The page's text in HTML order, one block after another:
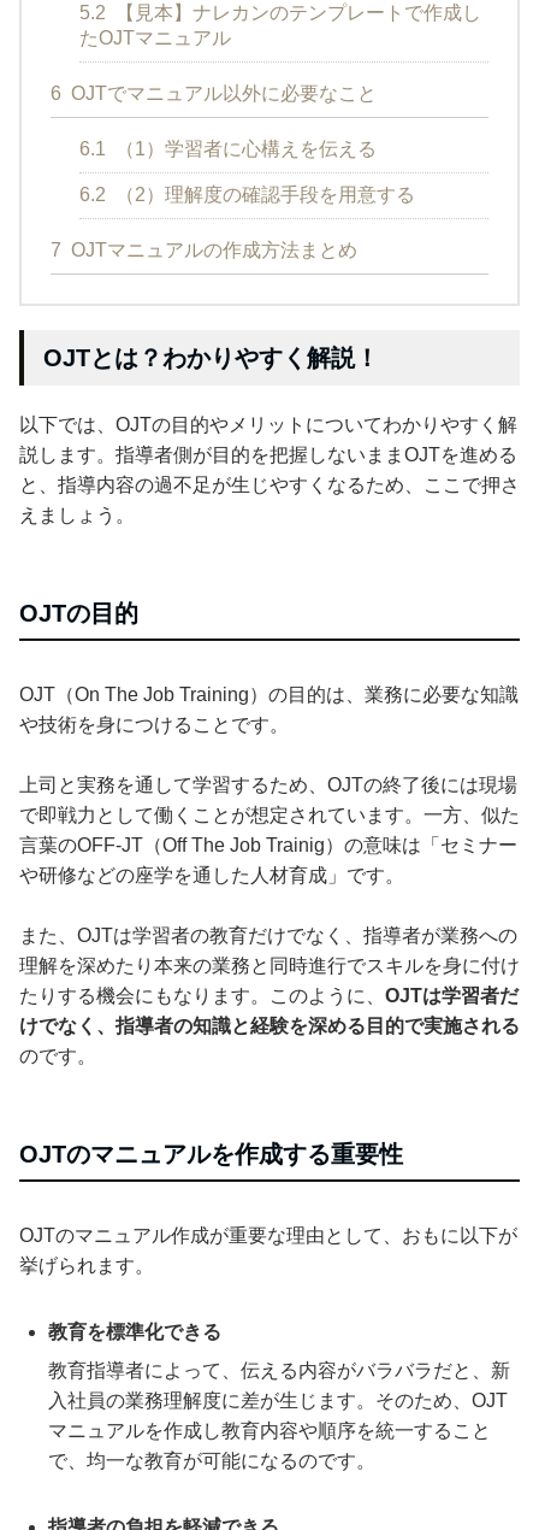
5.2
【見本】ナレカンのテンプレートで作成し
たOJTマニュアル
6 OJTでマニュアル以外に必要なこと
6.1 （1）学習者に心構えを伝える
6.2 （2）理解度の確認手段を用意する
7 OJTマニュアルの作成方法まとめ
OJTとは？わかりやすく解説！
以下では、OJTの目的やメリットについてわかりやすく解
説します。指導者側が目的を把握しないままOJTを進める
と、指導内容の過不足が生じやすくなるため、ここで押さ
えましょう。
OJTの目的
OJT（On The Job Training）の目的は、業務に必要な知識
や技術を身につけることです。
上司と実務を通して学習するため、OJTの終了後には現場
で即戦力として働くことが想定されています。一方、似た
言葉のOFF-JT（Off The Job Trainig）の意味は「セミナー
や研修などの座学を通した人材育成」です。
また、OJTは学習者の教育だけでなく、指導者が業務への
理解を深めたり本来の業務と同時進行でスキルを身に付け
たりする機会にもなります。このように、 OJTは学習者だ
けでなく、指導者の知識と経験を深める目的で実施される
のです。
OJTのマニュアルを作成する重要性
OJTのマニュアル作成が重要な理由として、おもに以下が
挙げられます。
教育を標準化できる
教育指導者によって、伝える内容がバラバラだと、新
入社員の業務理解度に差が生じます。そのため、OJT
マニュアルを作成し教育内容や順序を統一すること
で、均一な教育が可能になるのです。